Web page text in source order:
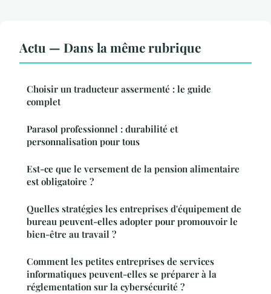
Actu — Dans la même rubrique
Choisir un traducteur assermenté : le guide
complet
Parasol professionnel : durabilité et
personnalisation pour tous
Est-ce que le versement de la pension alimentaire
est obligatoire ?
Quelles stratégies les entreprises d'équipement de
bureau peuvent-elles adopter pour promouvoir le
bien-être au travail ?
Comment les petites entreprises de services
informatiques peuvent-elles se préparer à la
réglementation sur la cybersécurité ?